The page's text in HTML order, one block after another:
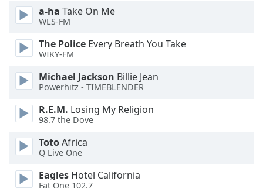
dialog
window.
Escape
cancel
and
close
Text
Color
a-ha Take On Me
WLS-FM
The Police Every Breath You Take
WIKY-FM
Michael Jackson Billie Jean
Powerhitz - TIMEBLENDER
R.E.M. Losing My Religion
98.7 the Dove
TotoAfrica
Q Live One
Eagles Hotel California
Fat One 102.7